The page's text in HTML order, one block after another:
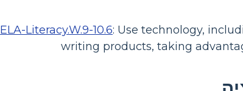
ELA-Literacy.W.9-10.6: Use technology,
writing products, taking